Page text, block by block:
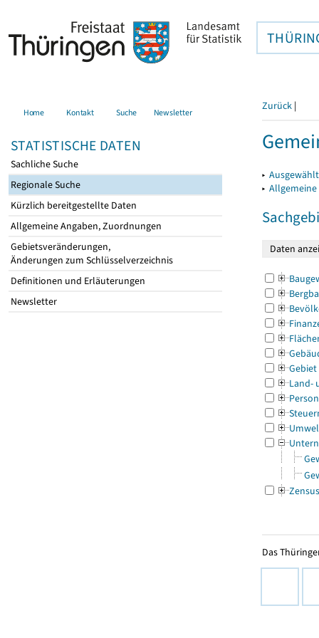
Home Kontakt Suche Newsletter
STATISTISCHE DATEN
Sachliche Suche
Regionale Suche
Kürzlich bereitgestellte Daten
Allgemeine Angaben, Zuordnungen
Gebietsveränderungen,
Änderungen zum Schlüsselverzeichnis
Definitionen und Erläuterungen
Newsletter
Zurück |
▸
▸
Gebiet
Land-
Zensus
Das